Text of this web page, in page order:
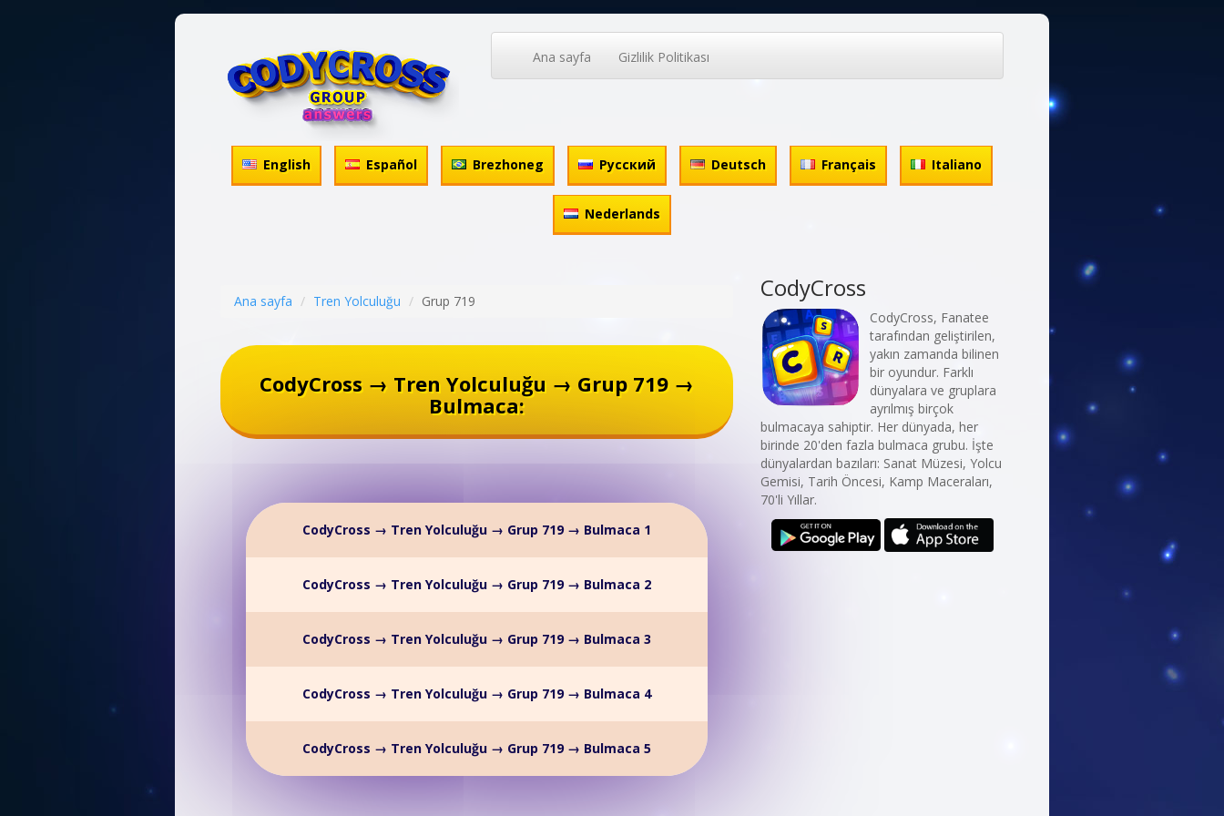
Ana sayfa Gizlilik Politikası
English Español Brezhoneg Русский Deutsch Français Italiano
Nederlands
Ana sayfa Tren Yolculuğu Grup 719
CodyCross → Tren Yolculuğu → Grup 719 →
Bulmaca:
CodyCross → Tren Yolculuğu → Grup 719 → Bulmaca 1
CodyCross → Tren Yolculuğu → Grup 719 → Bulmaca 2
CodyCross → Tren Yolculuğu → Grup 719 → Bulmaca 3
CodyCross → Tren Yolculuğu → Grup 719 → Bulmaca 4
CodyCross → Tren Yolculuğu → Grup 719 → Bulmaca 5
CodyCross
CodyCross, Fanatee
tarafından geliştirilen,
yakın zamanda bilinen
bir oyundur. Farklı
dünyalara ve gruplara
ayrılmış birçok
bulmacaya sahiptir. Her dünyada, her
birinde 20'den fazla bulmaca grubu. İşte
dünyalardan bazıları: Sanat Müzesi, Yolcu
Gemisi, Tarih Öncesi, Kamp Maceraları,
70'li Yıllar.